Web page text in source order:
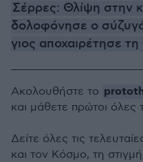
Σέρρες: Θλίψη στην
δολοφόνησε ο
γιος αποχαιρέτησε
Ακολουθήστε το
και μάθετε πρώτοι όλες
Δείτε όλες τις
και τον Κόσμο, τη